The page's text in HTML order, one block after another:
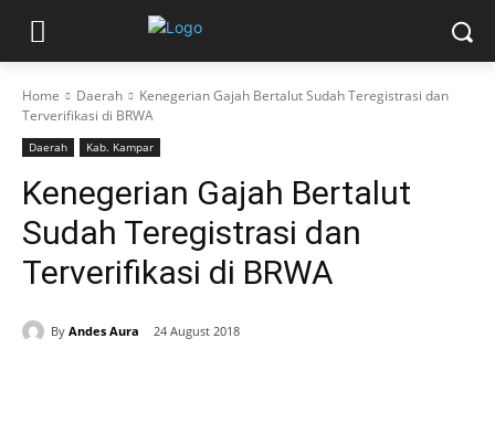
Home Daerah
Kenegerian Gajah Bertalut Sudah Teregistrasi dan
Terverifikasi di BRWA
Daerah Kab. Kampar
Kenegerian Gajah Bertalut
Sudah Teregistrasi dan
Terverifikasi di BRWA
By Andes Aura 24 August 2018